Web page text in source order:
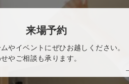
来場予約
やイベントにぜひお越しください。
やご相談も承ります。